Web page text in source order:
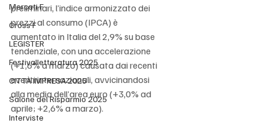
Mercati F
Cross F
LEGISTER
Festivalletteratura 2025
CITTÀ IMPRESA 2025
Salone del Risparmio 2025
Interviste
preliminari, l’indice armonizzato dei
prezzi al consumo (IPCA) è
aumentato in Italia del 2,9% su base
tendenziale, con una accelerazione
(+1,6% a marzo) causata dai recenti
eventi internazionali, avvicinandosi
alla media dell’area euro (+3,0% ad
aprile; +2,6% a marzo).